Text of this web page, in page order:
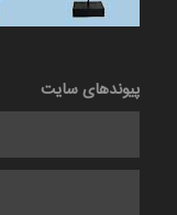
پیوندهای سایت